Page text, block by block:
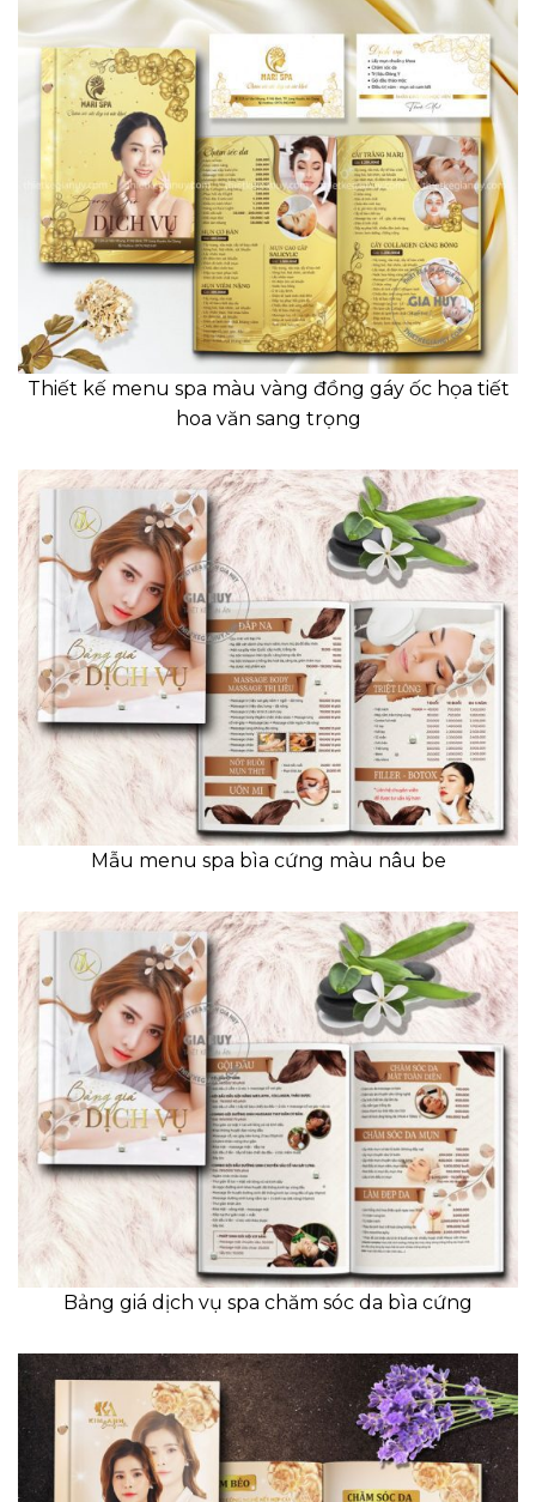
Thiết kế menu spa màu vàng đồng gáy ốc họa tiết
hoa văn sang trọng
Mẫu menu spa bìa cứng màu nâu be
Bảng giá dịch vụ spa chăm sóc da bìa cứng